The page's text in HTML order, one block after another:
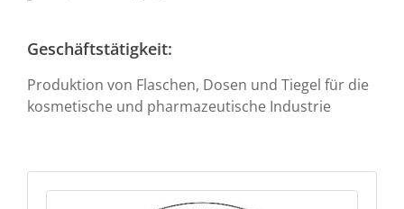
Geschäftstätigkeit:
Produktion von Flaschen, Dosen und Tiegel für die
kosmetische und pharmazeutische Industrie